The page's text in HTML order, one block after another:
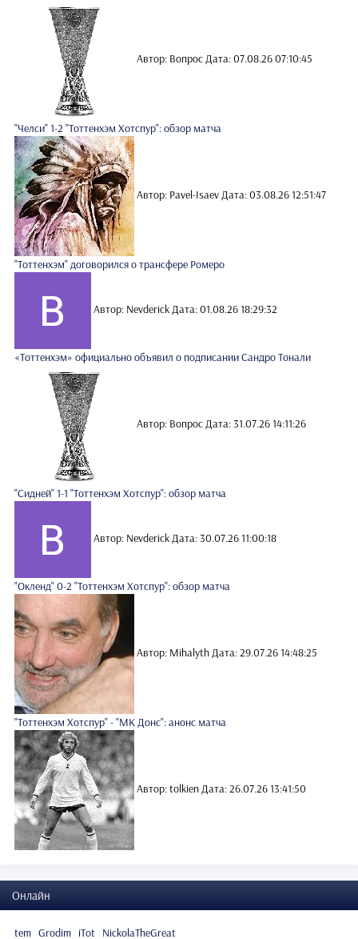
Автор: ВопросДата: 07.08.26 07:10:45
"Челси" 1-2 "Тоттенхэм Хотспур": обзор матча
Автор: Pavel-IsaevДата: 03.08.26 12:51:47
"Тоттенхэм" договорился о трансфере Ромеро
Автор: NevderickДата: 01.08.26 18:29:32
«Тоттенхэм» официально объявил о подписании Сандро Тонали
Автор: ВопросДата: 31.07.26 14:11:26
"Сидней" 1-1 "Тоттенхэм Хотспур": обзор матча
Автор: NevderickДата: 30.07.26 11:00:18
"Окленд" 0-2 "Тоттенхэм Хотспур": обзор матча
Автор: MihalythДата: 29.07.26 14:48:25
"Тоттенхэм Хотспур" - "МК Донс": анонс матча
Автор: tolkienДата: 26.07.26 13:41:50
Онлайн
tem Grodim iTot NickolaTheGreat